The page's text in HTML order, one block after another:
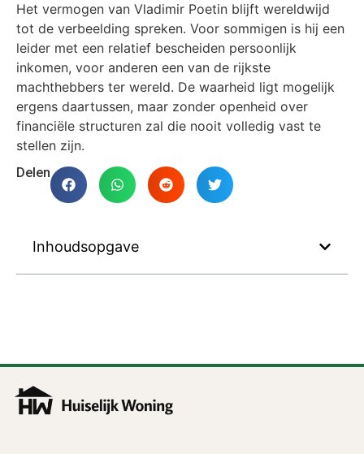
Het vermogen van Vladimir Poetin blijft wereldwijd
tot de verbeelding spreken. Voor sommigen is hij een
leider met een relatief bescheiden persoonlijk
inkomen, voor anderen een van de rijkste
machthebbers ter wereld. De waarheid ligt mogelijk
ergens daartussen, maar zonder openheid over
financiële structuren zal die nooit volledig vast te
stellen zijn.
Delen
Inhoudsopgave